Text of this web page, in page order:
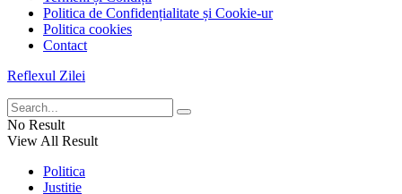
Politica de Confidențialitate și Cookie-ur
Politica cookies
Contact
Reflexul Zilei
No Result
View All Result
Politica
Justitie